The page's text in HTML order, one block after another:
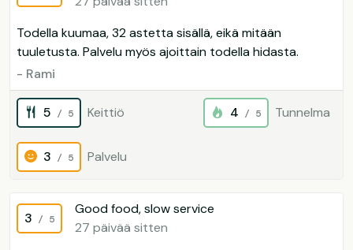
Todella kuumaa, 32 astetta sisällä, eikä mitään
tuuletusta. Palvelu myös ajoittain todella hidasta.
- Rami
5 / 5 Keittiö 4 / 5 Tunnelma
3 / 5 Palvelu
3 / 5
Good food, slow service
27 päivää sitten